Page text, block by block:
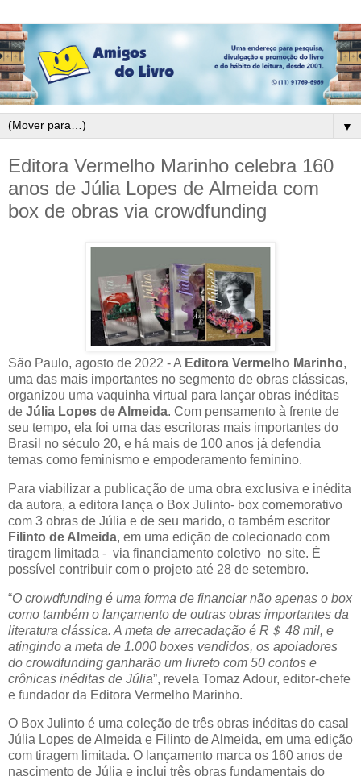
▼
Editora Vermelho Marinho celebra 160
anos de Júlia Lopes de Almeida com
box de obras via crowdfunding
São Paulo, agosto de 2022 - A Editora Vermelho Marinho,
uma das mais importantes no segmento de obras clássicas,
organizou uma vaquinha virtual para lançar obras inéditas
de Júlia Lopes de Almeida. Com pensamento à frente de
seu tempo, ela foi uma das escritoras mais importantes do
Brasil no século 20, e há mais de 100 anos já defendia
temas como feminismo e empoderamento feminino.
Para viabilizar a publicação de uma obra exclusiva e inédita
da autora, a editora lança o Box Julinto- box comemorativo
com 3 obras de Júlia e de seu marido, o também escritor
Filinto de Almeida, em uma edição de colecionado com
tiragem limitada - via financiamento coletivo no site. É
possível contribuir com o projeto até 28 de setembro.
“O crowdfunding é uma forma de financiar não apenas o box
como também o lançamento de outras obras importantes da
literatura clássica. A meta de arrecadação é R＄ 48 mil, e
atingindo a meta de 1.000 boxes vendidos, os apoiadores
do crowdfunding ganharão um livreto com 50 contos e
crônicas inéditas de Júlia”, revela Tomaz Adour, editor-chefe
e fundador da Editora Vermelho Marinho.
O Box Julinto é uma coleção de três obras inéditas do casal
Júlia Lopes de Almeida e Filinto de Almeida, em uma edição
com tiragem limitada. O lançamento marca os 160 anos de
nascimento de Júlia e inclui três obras fundamentais do